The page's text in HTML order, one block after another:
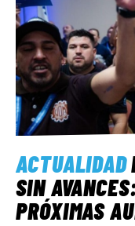
ACTUALIDAD
SIN
PRÓXIMAS